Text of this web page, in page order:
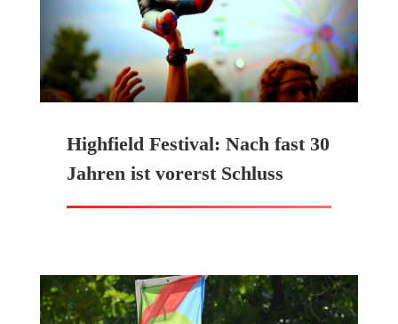
Highfield Festival: Nach fast 30
Jahren ist vorerst Schluss